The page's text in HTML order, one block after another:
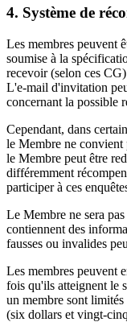
4. Système de
Les membres peuvent
soumise à la
recevoir (selon ces
L'e-mail d'invitation
concernant la possible
Cependant, dans
le Membre ne convient
le Membre peut être
différemment
participer à ces
Le Membre ne sera
contiennent des
fausses ou invalides
Les membres peuvent
fois qu'ils atteignent le
un membre sont
(six dollars et vingt-